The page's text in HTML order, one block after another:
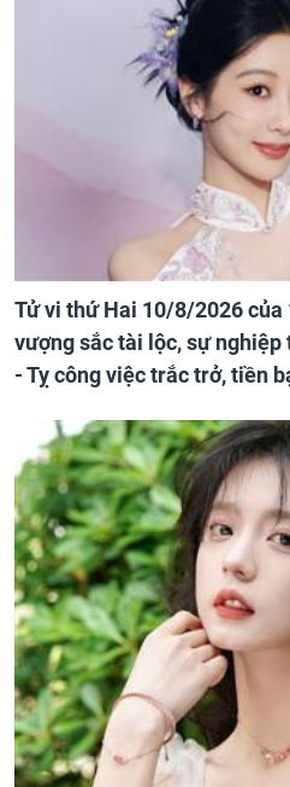
Tử vi thứ Hai 10/8/2026 của
vượng sắc tài lộc, sự
- Tỵ công việc trắc trở, tiền